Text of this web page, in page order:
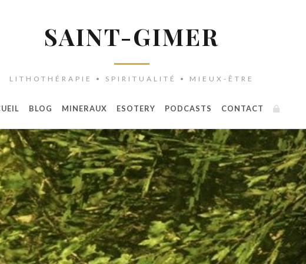
SAINT-GIMER
LITHOTHÉRAPIE • SPIRITUALITÉ • MIEUX-ÊTRE
BLOG MINERAUX ESOTERY PODCASTS CONTACT